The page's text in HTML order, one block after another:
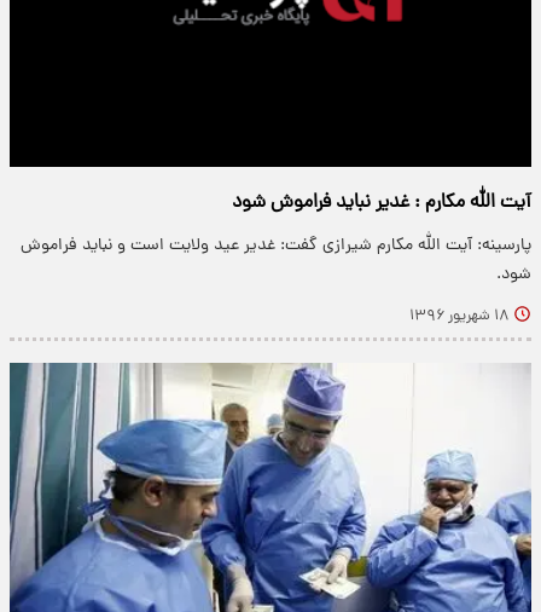
آیت الله مکارم : غدیر نباید فراموش شود
پارسینه: آیت الله مکارم شیرازی گفت: غدیر عید ولایت است و نباید فراموش
شود.
۱۸ شهریور ۱۳۹۶